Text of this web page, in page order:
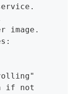
image.
rolling"
if not